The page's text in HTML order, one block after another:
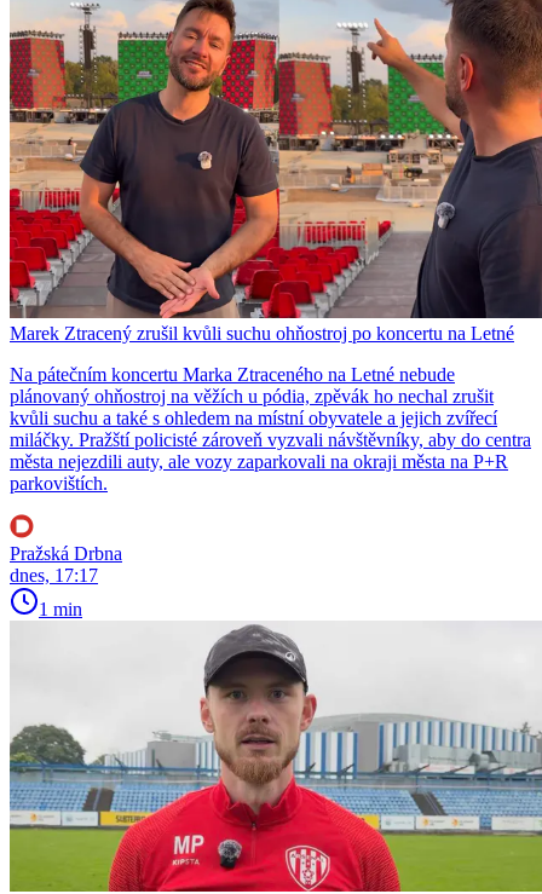
Marek Ztracený zrušil kvůli suchu ohňostroj po koncertu na Letné
Na pátečním koncertu Marka Ztraceného na Letné nebude
plánovaný ohňostroj na věžích u pódia, zpěvák ho nechal zrušit
kvůli suchu a také s ohledem na místní obyvatele a jejich zvířecí
miláčky. Pražští policisté zároveň vyzvali návštěvníky, aby do centra
města nejezdili auty, ale vozy zaparkovali na okraji města na P+R
parkovištích.
Pražská Drbna
dnes, 17:17
1 min